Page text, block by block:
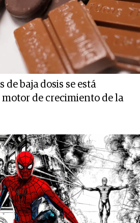
de baja dosis se está
de crecimiento de la